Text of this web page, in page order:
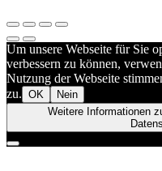
Um unsere Webseite für Sie
verbessern zu können,
Nutzung der Webseite
zu. OK
Nein
Weitere Informationen